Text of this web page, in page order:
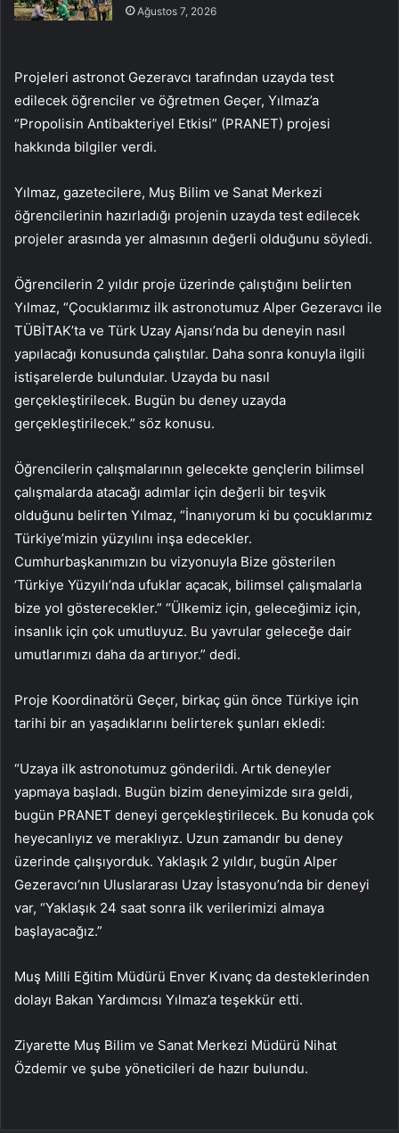
Ağustos 7, 2026
Projeleri astronot Gezeravcı tarafından uzayda test
edilecek öğrenciler ve öğretmen Geçer, Yılmaz’a
“Propolisin Antibakteriyel Etkisi” (PRANET) projesi
hakkında bilgiler verdi.
Yılmaz, gazetecilere, Muş Bilim ve Sanat Merkezi
öğrencilerinin hazırladığı projenin uzayda test edilecek
projeler arasında yer almasının değerli olduğunu söyledi.
Öğrencilerin 2 yıldır proje üzerinde çalıştığını belirten
Yılmaz, “Çocuklarımız ilk astronotumuz Alper Gezeravcı ile
TÜBİTAK’ta ve Türk Uzay Ajansı’nda bu deneyin nasıl
yapılacağı konusunda çalıştılar. Daha sonra konuyla ilgili
istişarelerde bulundular. Uzayda bu nasıl
gerçekleştirilecek. Bugün bu deney uzayda
gerçekleştirilecek.” söz konusu.
Öğrencilerin çalışmalarının gelecekte gençlerin bilimsel
çalışmalarda atacağı adımlar için değerli bir teşvik
olduğunu belirten Yılmaz, “İnanıyorum ki bu çocuklarımız
Türkiye’mizin yüzyılını inşa edecekler.
Cumhurbaşkanımızın bu vizyonuyla Bize gösterilen
‘Türkiye Yüzyılı’nda ufuklar açacak, bilimsel çalışmalarla
bize yol gösterecekler.” “Ülkemiz için, geleceğimiz için,
insanlık için çok umutluyuz. Bu yavrular geleceğe dair
umutlarımızı daha da artırıyor.” dedi.
Proje Koordinatörü Geçer, birkaç gün önce Türkiye için
tarihi bir an yaşadıklarını belirterek şunları ekledi:
“Uzaya ilk astronotumuz gönderildi. Artık deneyler
yapmaya başladı. Bugün bizim deneyimizde sıra geldi,
bugün PRANET deneyi gerçekleştirilecek. Bu konuda çok
heyecanlıyız ve meraklıyız. Uzun zamandır bu deney
üzerinde çalışıyorduk. Yaklaşık 2 yıldır, bugün Alper
Gezeravcı’nın Uluslararası Uzay İstasyonu’nda bir deneyi
var, “Yaklaşık 24 saat sonra ilk verilerimizi almaya
başlayacağız.”
Muş Milli Eğitim Müdürü Enver Kıvanç da desteklerinden
dolayı Bakan Yardımcısı Yılmaz’a teşekkür etti.
Ziyarette Muş Bilim ve Sanat Merkezi Müdürü Nihat
Özdemir ve şube yöneticileri de hazır bulundu.